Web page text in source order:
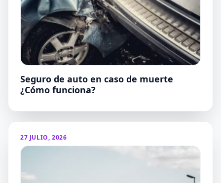
Seguro de auto en caso de muerte
¿Cómo funciona?
27 JULIO, 2026